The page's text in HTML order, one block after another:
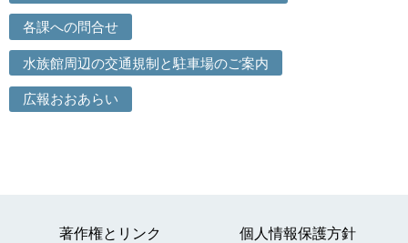
各課への問合せ
水族館周辺の交通規制と駐車場のご案内
広報おおあらい
著作権とリンク 個人情報保護方針